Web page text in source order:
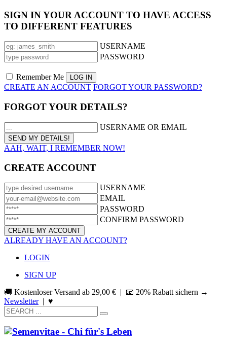
SIGN IN YOUR ACCOUNT TO HAVE ACCESS
TO DIFFERENT FEATURES
USERNAME
PASSWORD
Remember Me
CREATE AN ACCOUNT FORGOT YOUR PASSWORD?
FORGOT YOUR DETAILS?
USERNAME OR EMAIL
AAH, WAIT, I REMEMBER NOW!
CREATE ACCOUNT
USERNAME
EMAIL
PASSWORD
CONFIRM PASSWORD
ALREADY HAVE AN ACCOUNT?
LOGIN
SIGN UP
🚚 Kostenloser Versand ab 29,00 € | 📧 20% Rabatt sichern →
Newsletter| ♥